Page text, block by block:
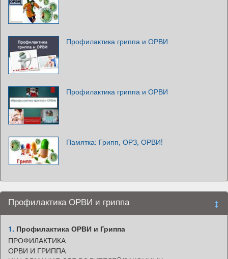
Профилактика гриппа и ОРВИ
Профилактика гриппа и ОРВИ
Памятка: Грипп, ОРЗ, ОРВИ!
Профилактика ОРВИ и гриппа
1. Профилактика ОРВИ и Гриппа
ПРОФИЛАКТИКА
ОРВИ И ГРИППА